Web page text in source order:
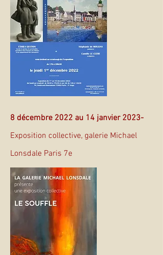
8 décembre 2022 au 14 janvier 2023-
Exposition collective, galerie Michael
Lonsdale Paris 7e